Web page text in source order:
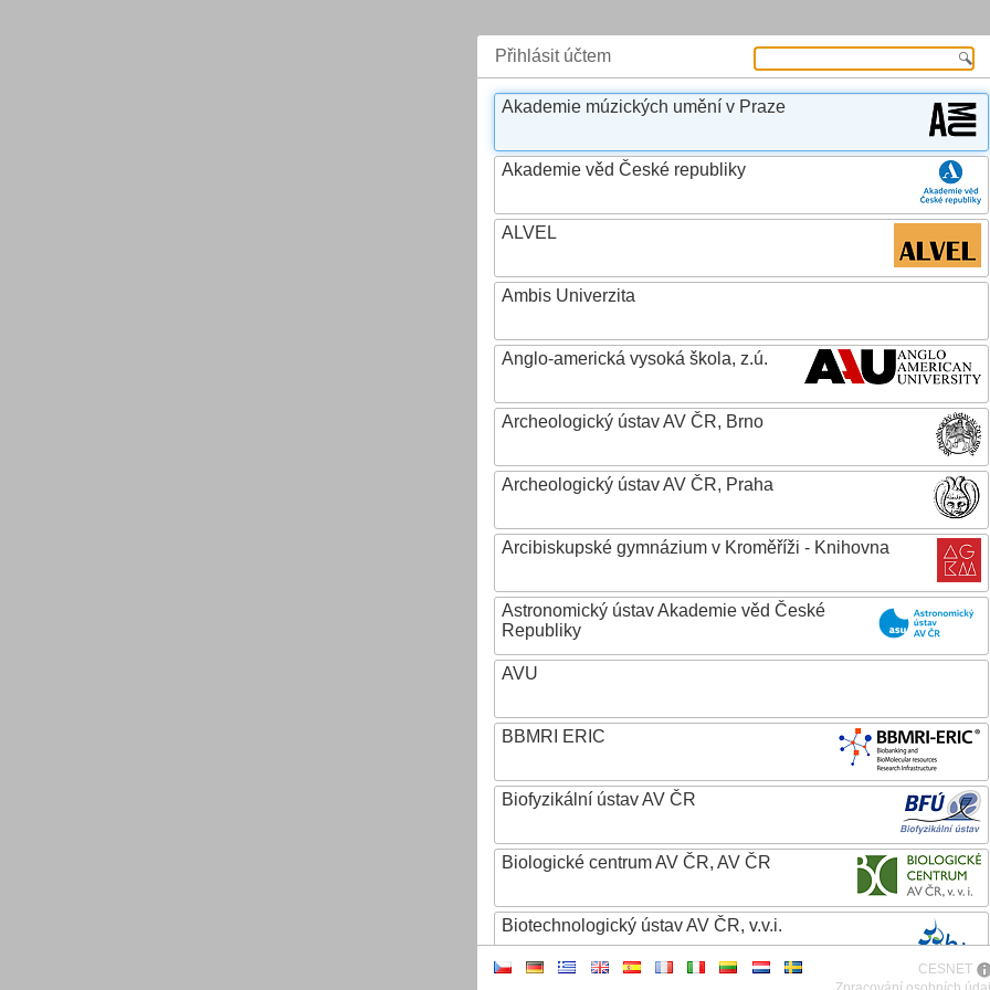
Přihlásit účtem
Akademie múzických umění v Praze
Akademie věd České republiky
ALVEL
Ambis Univerzita
Anglo-americká vysoká škola, z.ú.
Archeologický ústav AV ČR, Brno
Archeologický ústav AV ČR, Praha
Arcibiskupské gymnázium v Kroměříži - Knihovna
Astronomický ústav Akademie věd České
Republiky
AVU
BBMRI ERIC
Biofyzikální ústav AV ČR
Biologické centrum AV ČR, AV ČR
Biotechnologický ústav AV ČR, v.v.i.
CESNET